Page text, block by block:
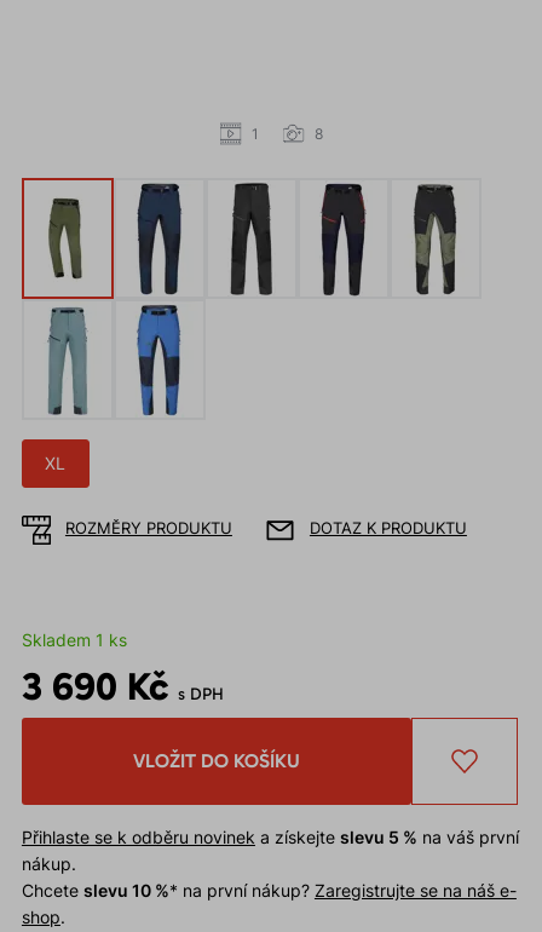
1 8
XL
ROZMĚRY PRODUKTU DOTAZ K PRODUKTU
Skladem 1 ks
3 690 Kč s DPH
VLOŽIT DO KOŠÍKU
Přihlaste se k odběru novinek a získejte slevu 5 % na váš první
nákup.
Chcete slevu 10 %* na první nákup? Zaregistrujte se na náš e-
shop.